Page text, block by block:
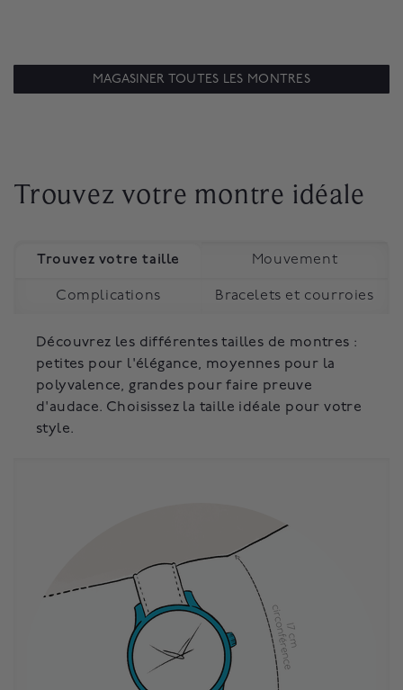
MAGASINER TOUTES LES MONTRES
Trouvez votre montre idéale
Trouvez votre taille Mouvement
Complications Bracelets et courroies
Découvrez les différentes tailles de montres :
petites pour l'élégance, moyennes pour la
polyvalence, grandes pour faire preuve
d'audace. Choisissez la taille idéale pour votre
style.